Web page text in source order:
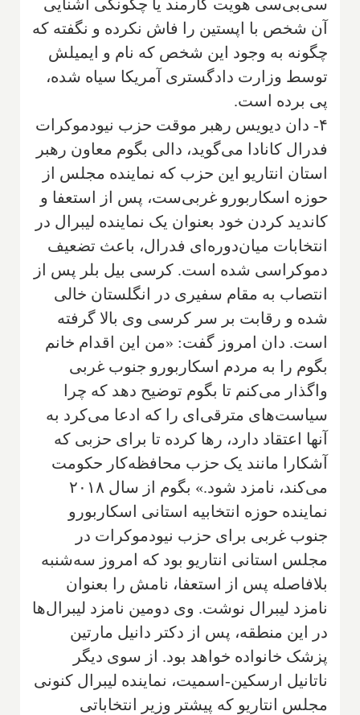
سی‌بی‌سی هویت کارمند یا چگونگی آشنایی
آن شخص با اپستین را فاش نکرده و نگفته که
چگونه به وجود این شخص که نام و ایمیلش
توسط وزارت دادگستری آمریکا سیاه شده،
پی برده است.
۴- دان دیویس رهبر موقت حزب نیودموکرات
فدرال کانادا می‌گوید، دالی بگوم معاون رهبر
استان انتاریو این حزب که نماینده مجلس از
حوزه اسکاربورو غربی‌ست، پس از استعفا و
کاندید کردن خود بعنوان یک نماینده لیبرال در
انتخابات میان‌دوره‌ای فدرال، باعث تضعیف
دموکراسی شده است. کرسی بیل بلر پس از
انتصاب به مقام سفیری در انگلستان خالی
شده و رقابت بر سر کرسی وی بالا گرفته
است. دان امروز گفت: «من این اقدام خانم
بگوم را به مردم اسکاربورو جنوب غربی
واگذار می‌کنم تا بگوم توضیح دهد که چرا
سیاست‌های مترقی‌ای را که ادعا می‌کرد به
آنها اعتقاد دارد، رها کرده تا برای حزبی که
آشکارا مانند یک حزب محافظه‌کار حکومت
می‌کند، نامزد شود.» بگوم از سال ۲۰۱۸
نماینده حوزه انتخابیه استانی اسکاربورو
جنوب غربی برای حزب نیودموکرات در
مجلس استانی انتاریو بود که امروز سه‌شنبه
بلافاصله پس از استعفا، نامش را بعنوان
نامزد لیبرال نوشت. وی دومین نامزد لیبرال‌ها
در این منطقه، پس از دکتر دانیل مارتین
پزشک خانواده خواهد بود. از سوی دیگر
ناتانیل ارسکین-اسمیت، نماینده لیبرال کنونی
مجلس انتاریو که پیشتر وزیر انتخاباتی